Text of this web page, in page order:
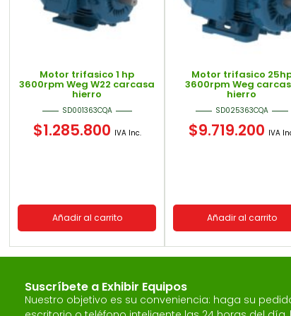
Motor trifasico 1 hp
3600rpm Weg W22 carcasa
hierro
SD001363CQA
$1.285.800 IVA Inc.
Añadir al carrito
Motor trifasico
3600rpm Weg
hierro
SD025363CQA
$9.719.200 IVA
Añadir al carrito
Suscríbete a Exhibir Equipos
Nuestro objetivo es su conveniencia: haga su